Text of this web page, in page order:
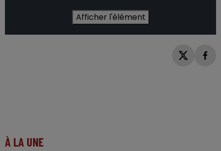
Afficher l'élément
À LA UNE